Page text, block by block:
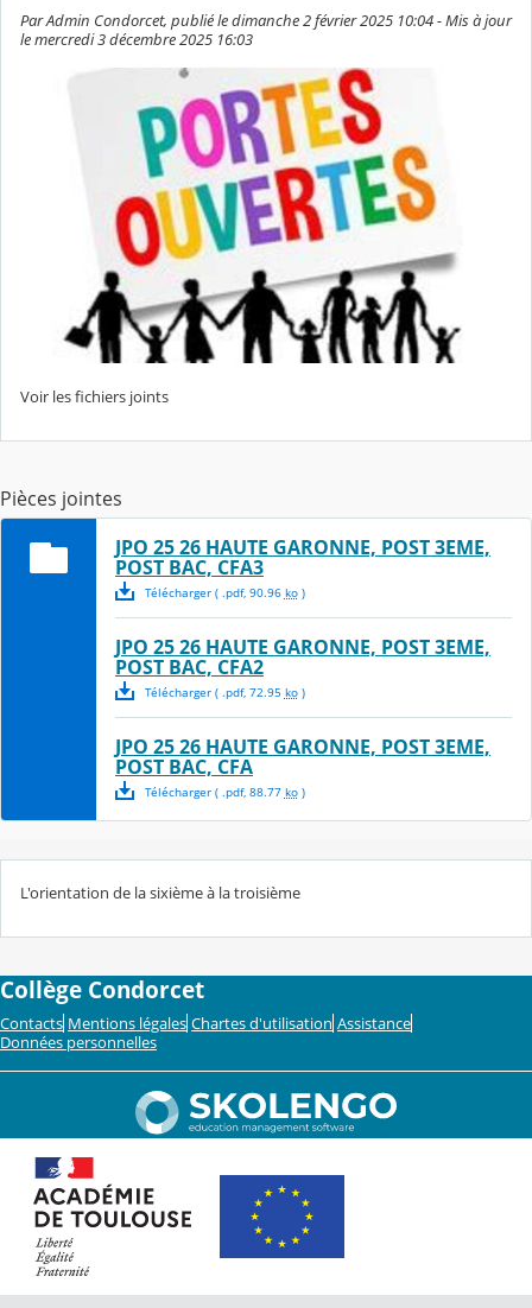
Par Admin Condorcet, publié le dimanche 2 février 2025 10:04 - Mis à jour
le mercredi 3 décembre 2025 16:03
Voir les fichiers joints
Pièces jointes
JPO 25 26 HAUTE GARONNE, POST 3EME,
POST BAC, CFA3
Télécharger( .pdf, 90.96 ko)
JPO 25 26 HAUTE GARONNE, POST 3EME,
POST BAC, CFA2
Télécharger( .pdf, 72.95 ko)
JPO 25 26 HAUTE GARONNE, POST 3EME,
POST BAC, CFA
Télécharger( .pdf, 88.77 ko)
L'orientation de la sixième à la troisième
Collège Condorcet
Contacts Mentions légales Chartes d'utilisation Assistance
Données personnelles